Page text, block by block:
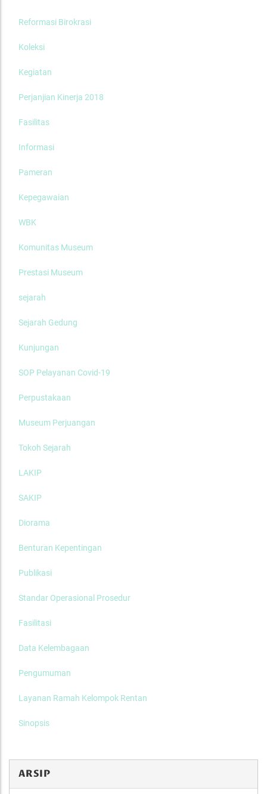
Reformasi Birokrasi
Koleksi
Kegiatan
Perjanjian Kinerja 2018
Fasilitas
Informasi
Pameran
Kepegawaian
WBK
Komunitas Museum
Prestasi Museum
sejarah
Sejarah Gedung
Kunjungan
SOP Pelayanan Covid-19
Perpustakaan
Museum Perjuangan
Tokoh Sejarah
LAKIP
SAKIP
Diorama
Benturan Kepentingan
Publikasi
Standar Operasional Prosedur
Fasilitasi
Data Kelembagaan
Pengumuman
Layanan Ramah Kelompok Rentan
Sinopsis
ARSIP